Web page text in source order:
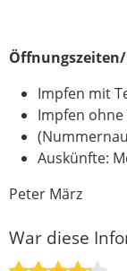
Impfen mit
Impfen ohne
Auskünfte:
Peter März
War diese